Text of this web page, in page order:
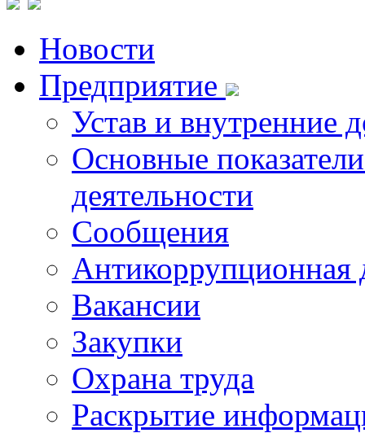
Новости
Предприятие
Устав и внутренние
Основные
деятельности
Сообщения
Антикоррупционная
Вакансии
Закупки
Охрана труда
Раскрытие